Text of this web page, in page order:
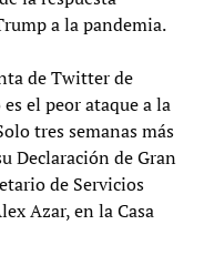
a la pandemia.
de Twitter de
el peor ataque a la
tres semanas más
Declaración de Gran
de Servicios
Azar, en la Casa